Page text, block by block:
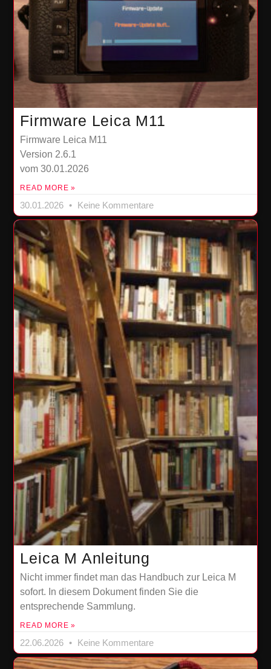
Firmware Leica M11
Firmware Leica M11
Version 2.6.1
vom 30.01.2026
READ MORE »
30.01.2026 Keine Kommentare
Leica M Anleitung
Nicht immer findet man das Handbuch zur Leica M
sofort. In diesem Dokument finden Sie die
entsprechende Sammlung.
READ MORE »
22.06.2026 Keine Kommentare